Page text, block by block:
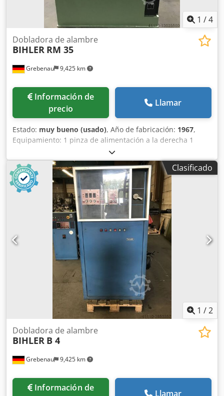
1 /4
Grebenau 9,425 km
Dobladora de alambre
BIHLER RM 35
Información de
precio
Llamar
Estado: muy bueno (usado), Año de fabricación: 1967,
Equipamiento: 1 pinza de alimentación a la derecha 1
prensa excéntrica de 90 kN Dcsdpfx Aopq H Upjhujk 2
unidades de carro estrecho 3 unidades de carro normal
Rango de trabajo: Grosor del alambre: 0,5 - 3,5 mm Ancho
de banda: hasta 32 mm Longitud de avance: hasta 170 mm
Producción: hasta 250/min.
Clasificado
1 /2
Grebenau 9,425 km
Dobladora de alambre
BIHLER B 4
Información de
Llamar